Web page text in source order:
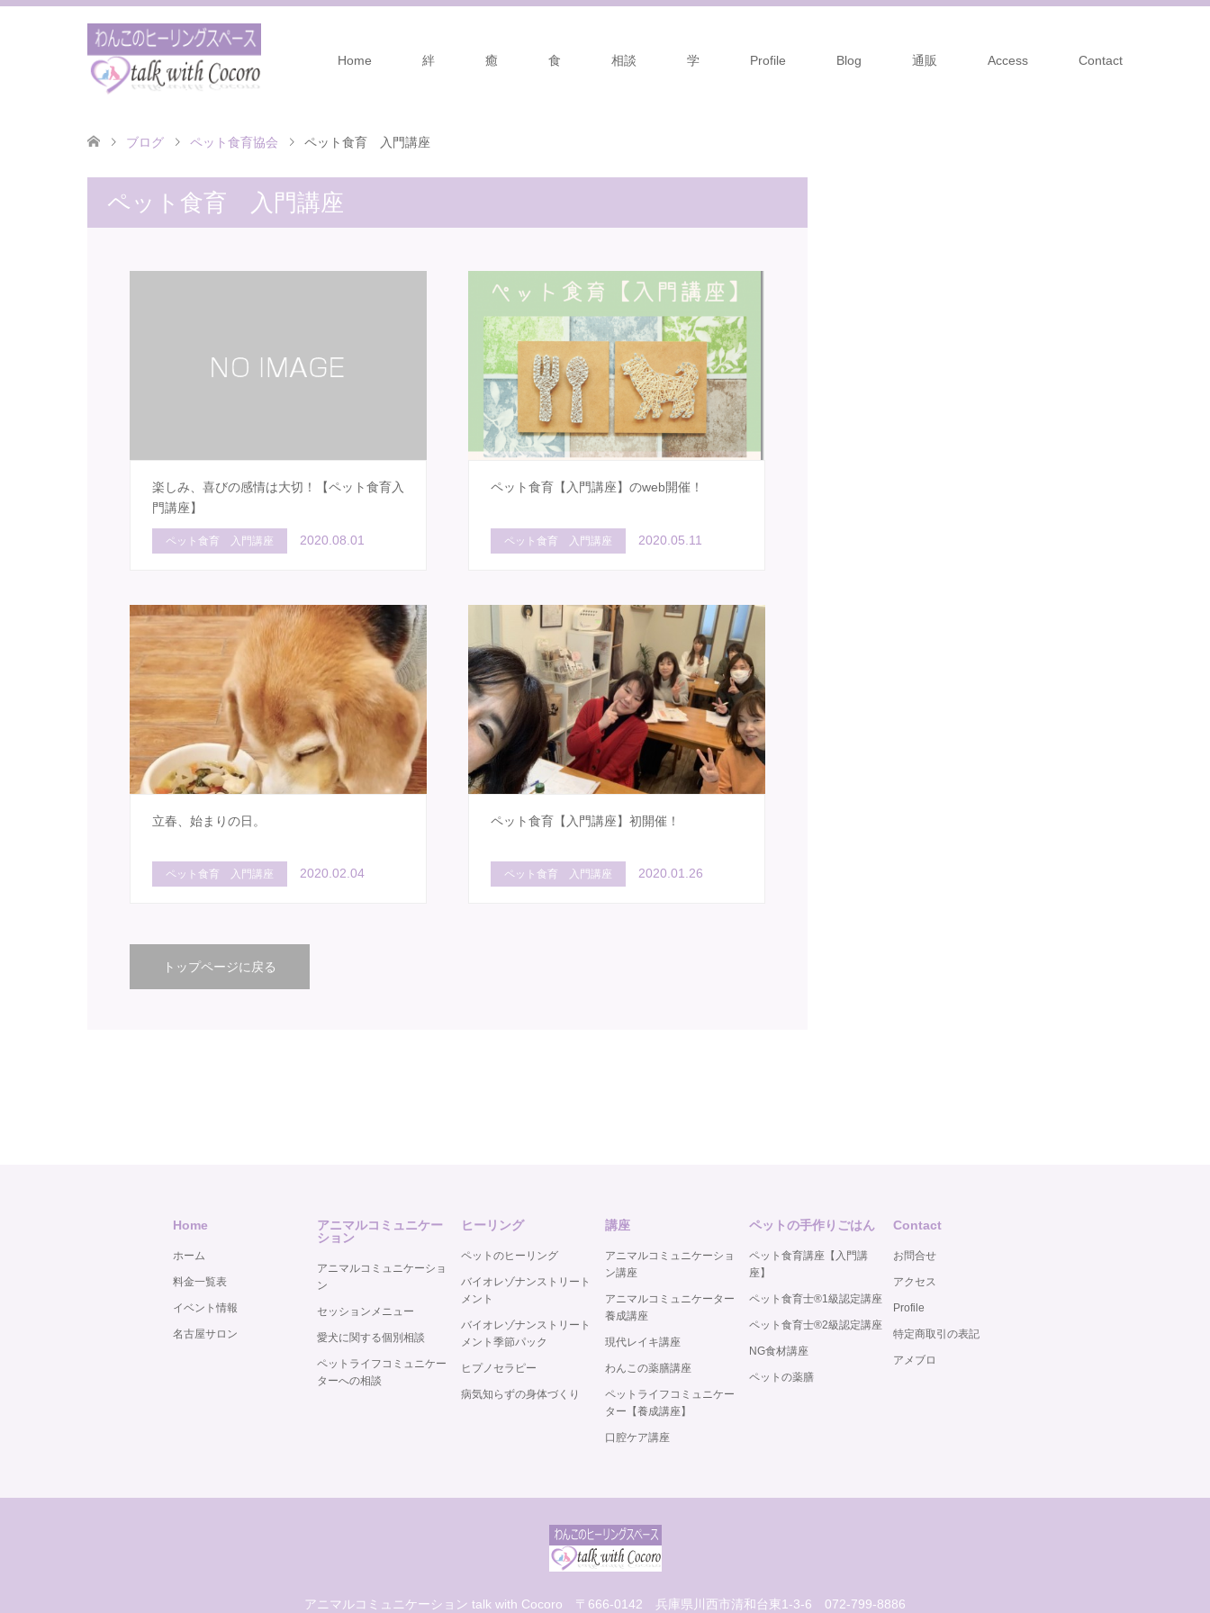
Home 絆 癒 食 相談 学 Profile Blog 通販 Access Contact
ブログ ペット食育協会 ペット食育 入門講座
ペット食育 入門講座
楽しみ、喜びの感情は大切！【ペット食育入
門講座】
ペット食育 入門講座 2020.08.01
ペット食育【入門講座】のweb開催！
ペット食育 入門講座 2020.05.11
立春、始まりの日。
ペット食育 入門講座 2020.02.04
ペット食育【入門講座】初開催！
ペット食育 入門講座 2020.01.26
トップページに戻る
Home
ホーム
料金一覧表
イベント情報
名古屋サロン
アニマルコミュニケー
ション
アニマルコミュニケーショ
ン
セッションメニュー
愛犬に関する個別相談
ペットライフコミュニケー
ターへの相談
ヒーリング
ペットのヒーリング
バイオレゾナンストリート
メント
バイオレゾナンストリート
メント季節パック
ヒプノセラピー
病気知らずの身体づくり
講座
アニマルコミュニケーショ
ン講座
アニマルコミュニケーター
養成講座
現代レイキ講座
わんこの薬膳講座
ペットライフコミュニケー
ター【養成講座】
口腔ケア講座
ペットの手作りごはん
ペット食育講座【入門講
座】
ペット食育士®️1級認定講座
ペット食育士®️2級認定講座
NG食材講座
ペットの薬膳
Contact
お問合せ
アクセス
Profile
特定商取引の表記
アメブロ
アニマルコミュニケーション talk with Cocoro 〒666-0142 兵庫県川西市清和台東1-3-6 072-799-8886